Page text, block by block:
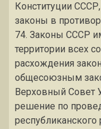
Конституции
законы в
74. Законы СССР
территории всех
расхождения
общесоюзным
Верховный Совет
решение по